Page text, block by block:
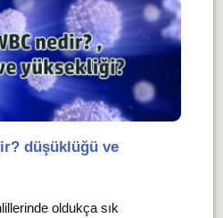
düşüklüğü ve
oldukça sık